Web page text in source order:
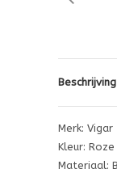
Beschrijving
Merk: Vigar
Kleur: Roze
Materiaal: